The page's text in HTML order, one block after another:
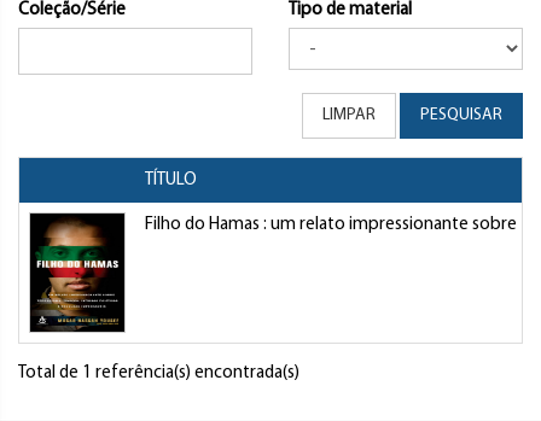
Coleção/Série Tipo de material
LIMPAR PESQUISAR
TÍTULO
Filho do Hamas : um relato impressionante sobre
Total de 1 referência(s) encontrada(s)